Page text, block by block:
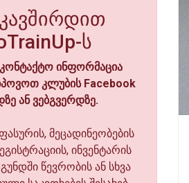
ს
ინფორმაცია
კლუბის Facebook
ან ვებგვერდზე.
მეცადინეობების
ინვენტარის
წევრობის ან სხვა